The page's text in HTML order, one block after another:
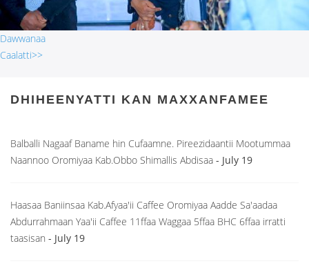
Dawwanaa
Caalatti>>
DHIHEENYATTI KAN MAXXANFAMEE
Balballi Nagaaf Baname hin Cufaamne. Pireezidaantii Mootummaa
Naannoo Oromiyaa Kab.Obbo Shimallis Abdisaa - July 19
Haasaa Baniinsaa Kab.Afyaa'ii Caffee Oromiyaa Aadde Sa'aadaa
Abdurrahmaan Yaa'ii Caffee 11ffaa Waggaa 5ffaa BHC 6ffaa irratti
taasisan - July 19